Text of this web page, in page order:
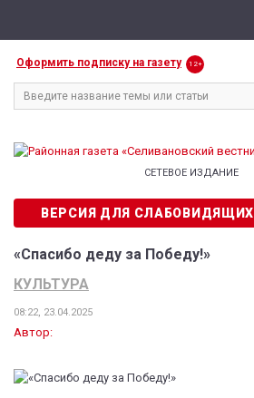
Оформить подписку на газету 12+
СЕТЕВОЕ ИЗДАНИЕ
ВЕРСИЯ ДЛЯ СЛАБОВИДЯЩИХ
«Спасибо деду за Победу!»
КУЛЬТУРА
08:22, 23.04.2025
Автор: